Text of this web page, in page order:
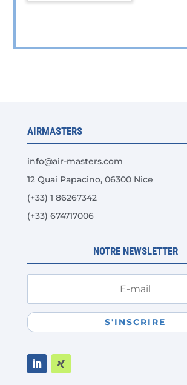
être
sur
la
page
du
AIRMASTERS
info@air-masters.com
12 Quai Papacino, 06300 Nice
(+33) 1 86267342
(+33) 674717006
NOTRE NEWSLETTER
S'INSCRIRE